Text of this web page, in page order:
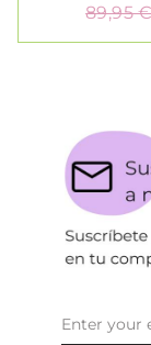
89,95